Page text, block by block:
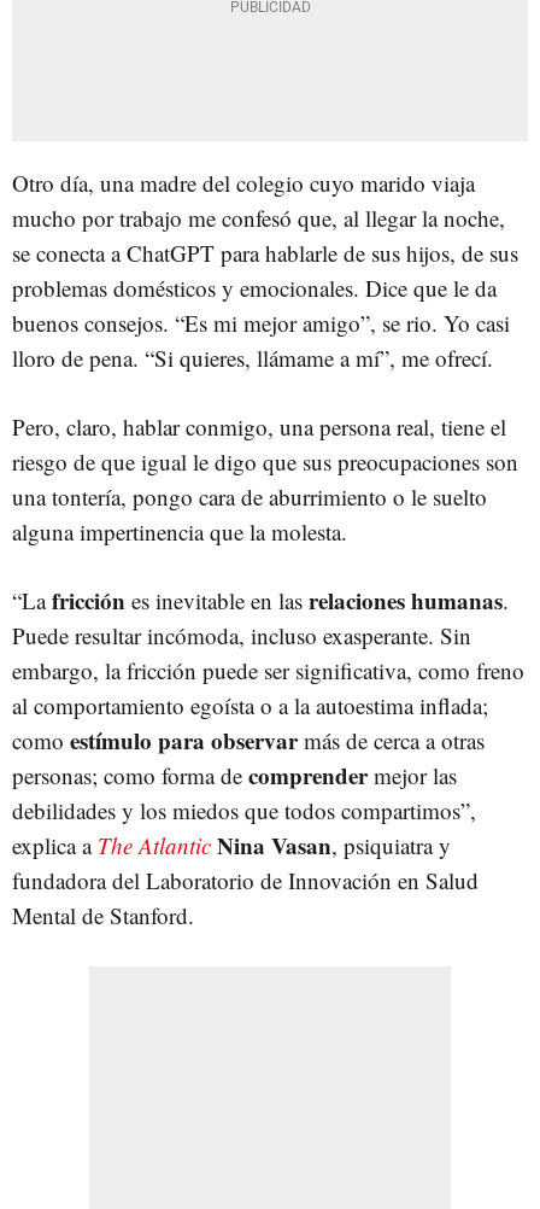
Otro día, una madre del colegio cuyo marido viaja
mucho por trabajo me confesó que, al llegar la noche,
se conecta a ChatGPT para hablarle de sus hijos, de sus
problemas domésticos y emocionales. Dice que le da
buenos consejos. “Es mi mejor amigo”, se rio. Yo casi
lloro de pena. “Si quieres, llámame a mí”, me ofrecí.
Pero, claro, hablar conmigo, una persona real, tiene el
riesgo de que igual le digo que sus preocupaciones son
una tontería, pongo cara de aburrimiento o le suelto
alguna impertinencia que la molesta.
“Lafricción es inevitable en las relaciones humanas.
Puede resultar incómoda, incluso exasperante. Sin
embargo, la fricción puede ser significativa, como freno
al comportamiento egoísta o a la autoestima inflada;
como estímulo para observarmás de cerca a otras
personas; como forma de comprendermejor las
debilidades y los miedos que todos compartimos”,
explica a The Atlantic Nina Vasan, psiquiatra y
fundadora del Laboratorio de Innovación en Salud
Mental de Stanford.